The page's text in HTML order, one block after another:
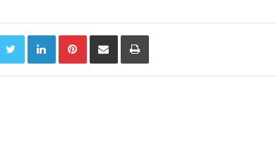
Twitter LinkedIn Pinterest Chia sẻ qua email In